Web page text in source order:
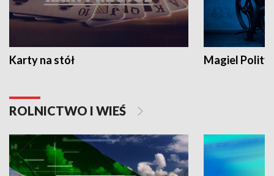
Karty na stół Magiel
ROLNICTWO I WIEŚ